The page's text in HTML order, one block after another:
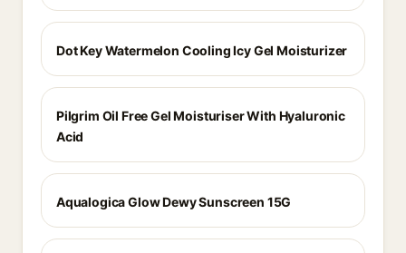
Dot Key Watermelon Cooling Icy Gel Moisturizer
Pilgrim Oil Free Gel Moisturiser With Hyaluronic
Acid
Aqualogica Glow Dewy Sunscreen 15G